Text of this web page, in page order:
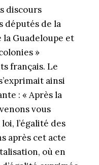
discours
députés de la
la Guadeloupe et
»
français. Le
ainsi
: « Après la
vous
l’égalité des
après cet acte
où en